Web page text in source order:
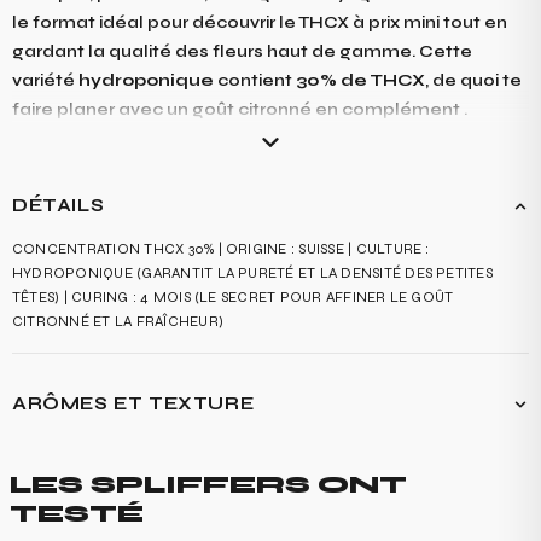
le format idéal pour découvrir le THCX à prix mini tout en
gardant la qualité des fleurs haut de gamme. Cette
variété hydroponique contient 30% de THCX, de quoi te
faire planer avec un goût citronné en complément .
DÉTAILS
CONCENTRATION THCX 30% | ORIGINE : SUISSE | CULTURE :
HYDROPONIQUE (GARANTIT LA PURETÉ ET LA DENSITÉ DES PETITES
TÊTES) | CURING : 4 MOIS (LE SECRET POUR AFFINER LE GOÛT
CITRONNÉ ET LA FRAÎCHEUR)
ARÔMES ET TEXTURE
TANDIS QU'UNE POINTE ÉPICÉE DYNAMISE AGRÉABLEMENT LE PALAIS.
C'EST UN PROFIL FRANC, DIRECT ET EXTRÊMEMENT EFFICACE.
LES SPLIFFERS ONT
TESTÉ